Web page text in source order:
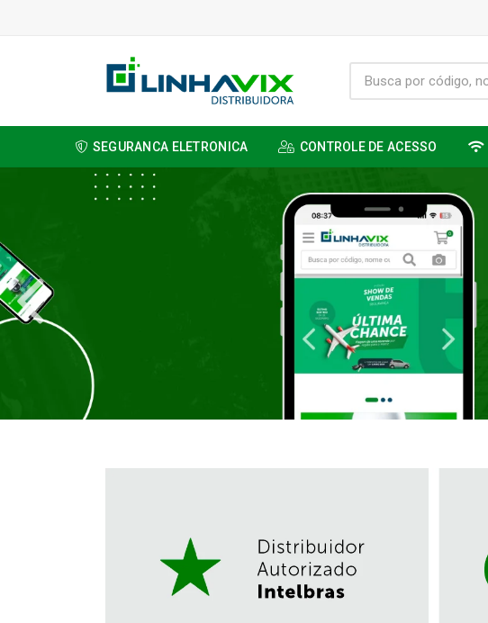
SEGURANCA ELETRONICA CONTROLE DE ACESSO